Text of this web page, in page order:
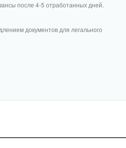
после 4-5 отработанных дней.
документов для легального